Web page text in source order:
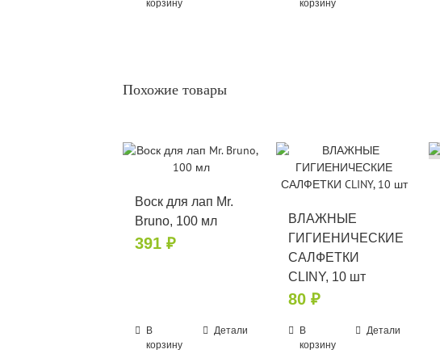
корзину корзину
Похожие товары
Воск для лап Mr.
Bruno, 100 мл
391 ₽
В
корзину
Детали
ВЛАЖНЫЕ
ГИГИЕНИЧЕСКИЕ
САЛФЕТКИ
CLINY, 10 шт
80 ₽
В
корзину
Детали